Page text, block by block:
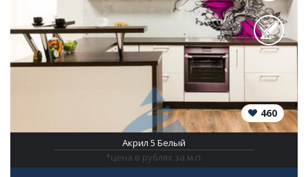
460
Акрил 5 Белый
*цена в рублях за м.п.